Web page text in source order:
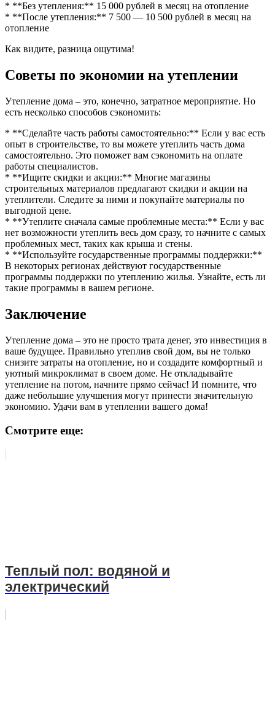
* **Без утепления:** 15 000 рублей в месяц на отопление
* **После утепления:** 7 500 — 10 500 рублей в месяц на
отопление
Как видите, разница ощутима!
Советы по экономии на утеплении
Утепление дома – это, конечно, затратное мероприятие. Но
есть несколько способов сэкономить:
* **Сделайте часть работы самостоятельно:** Если у вас есть
опыт в строительстве, то вы можете утеплить часть дома
самостоятельно. Это поможет вам сэкономить на оплате
работы специалистов.
* **Ищите скидки и акции:** Многие магазины
строительных материалов предлагают скидки и акции на
утеплители. Следите за ними и покупайте материалы по
выгодной цене.
* **Утеплите сначала самые проблемные места:** Если у вас
нет возможности утеплить весь дом сразу, то начните с самых
проблемных мест, таких как крыша и стены.
* **Используйте государственные программы поддержки:**
В некоторых регионах действуют государственные
программы поддержки по утеплению жилья. Узнайте, есть ли
такие программы в вашем регионе.
Заключение
Утепление дома – это не просто трата денег, это инвестиция в
ваше будущее. Правильно утеплив свой дом, вы не только
снизите затраты на отопление, но и создадите комфортный и
уютный микроклимат в своем доме. Не откладывайте
утепление на потом, начните прямо сейчас! И помните, что
даже небольшие улучшения могут принести значительную
экономию. Удачи вам в утеплении вашего дома!
Смотрите еще:
Теплый пол: водяной и
электрический